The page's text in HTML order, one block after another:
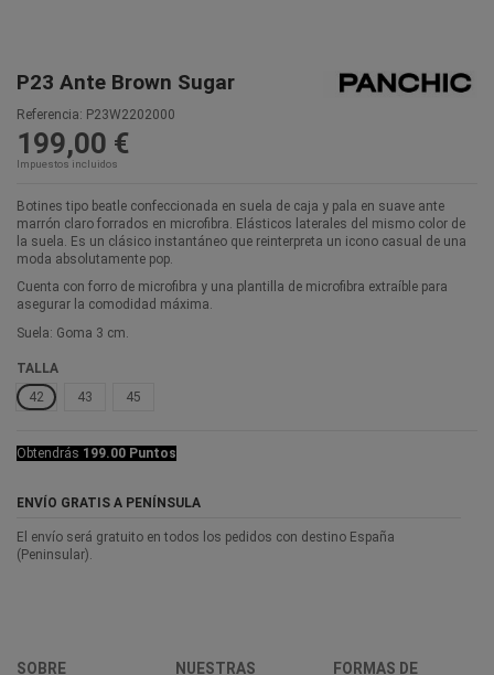
P23 Ante Brown Sugar
Referencia: P23W2202000
199,00 €
Impuestos incluidos
Botines tipo beatle confeccionada en suela de caja y pala en suave ante
marrón claro forrados en microfibra. Elásticos laterales del mismo color de
la suela. Es un clásico instantáneo que reinterpreta un icono casual de una
moda absolutamente pop.
Cuenta con forro de microfibra y una plantilla de microfibra extraíble para
asegurar la comodidad máxima.
Suela: Goma 3 cm.
TALLA
42
43 45
Obtendrás 199.00 Puntos
ENVÍO GRATIS A PENÍNSULA
El envío será gratuito en todos los pedidos con destino España
(Peninsular).
SOBRE NUESTRAS FORMAS DE